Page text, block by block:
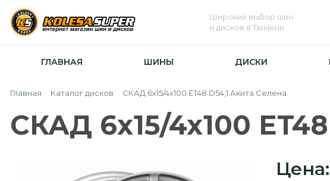
Широкий выбор шин
и дисков в Тюмени
ГЛАВНАЯ ШИНЫ ДИСКИ
Главная Каталог дисков СКАД 6x15/4x100 ET48 D54,1 Акита Селена
СКАД 6x15/4x100